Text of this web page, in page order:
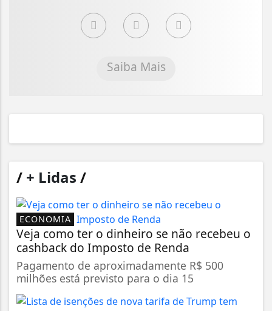
Saiba Mais
/ + Lidas /
ECONOMIA
Veja como ter o dinheiro se não recebeu o
cashback do Imposto de Renda
Pagamento de aproximadamente R$ 500
milhões está previsto para o dia 15